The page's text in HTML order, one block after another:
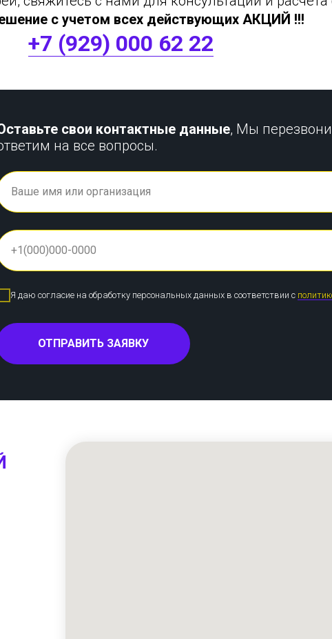
с учетом всех действующих АКЦИЙ !!!
+7 (929) 000 62 22
свои контактные данные, Мы
на все вопросы.
Я даю согласие на обработку персональных данных в соответствии с
ОТПРАВИТЬ ЗАЯВКУ